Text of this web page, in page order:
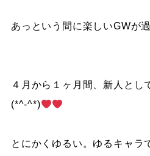
あっという間に楽しいGWが
４月から１ヶ月間、新人とし
(*^-^*)
とにかくゆるい。ゆるキャラ